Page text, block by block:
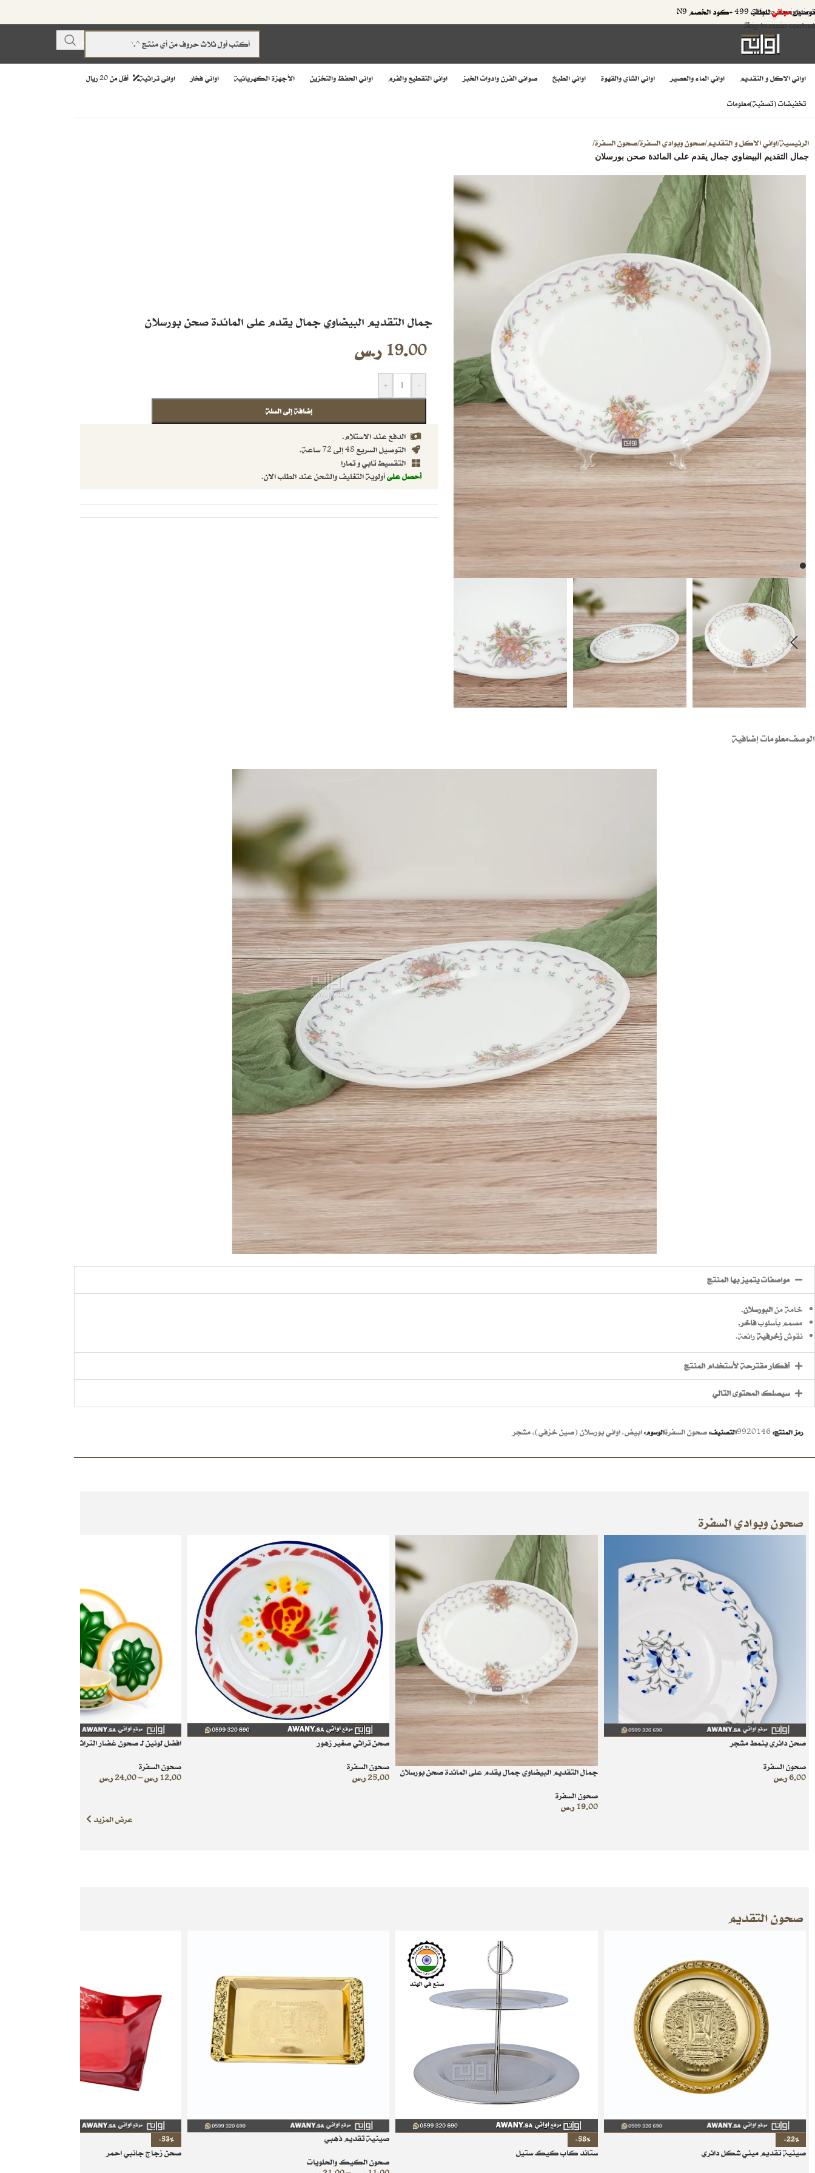
Skip to navigation
Skip to main content
توصيلمجانيللطلب 499 +كود الخصم N9
اواني الاكل و التقديم اواني الماء والعصير اواني الشاي والقهوة اواني الطبخ صواني الفرن وادوات الخبز اواني التقطيع والفرم اواني الحفظ والتخزين الأجهزة الكهربائية اواني فخار اواني تراثية أقل من 20 ريال
تخفيضات (تصفية)معلومات
الرئيسية/اواني الاكل و التقديم/صحون وبوادي السفرة/صحون السفرة/
جمال التقديم البيضاوي جمال يقدم على المائدة صحن بورسلان
جمال التقديم البيضاوي جمال يقدم على المائدة صحن بورسلان
19.00 ر.س
-
+
إضافة إلى السلة
الدفع عند الاستلام.
التوصيل السريع 48 إلى 72 ساعة.
التقسيط تابي و تمارا
أحصل علىأولوية التغليف والشحن عند الطلب الان.
الوصفمعلومات إضافية
مواصفات يتميز بها المنتج
خامة منالبورسلان.
مصمم بأسلوبفاخر.
نقوشزخرفيةرائعة.
أفكار مقترحة لأستخدام المنتج
سيصلك المحتوى التالي
رمز المنتج: 9920146التصنيف:صحون السفرةالوسوم:ابيض,اواني بورسلان (صين خزفي),مشجر
صحون وبوادي السفرة
صحن دائري بنمط مشجر
صحون السفرة
6.00ر.س
جمال التقديم البيضاوي جمال يقدم على المائدة صحن بورسلان
صحون السفرة
19.00 ر.س
صحن تراثي صغير زهور
صحون السفرة
25.00ر.س
افضل لونين لـ صحون غضار التراثية
صحون السفرة
12.00 ر.س–
24.00ر.س
عرض المزيد
صحون التقديم
-22%
صينية تقديم ميني شكل دائري
-58%
ستاند كاب كيك ستيل
صينية تقديم ذهبي
صحون الكيك والحلويات
-53%
صحن زجاج جانبي احمر